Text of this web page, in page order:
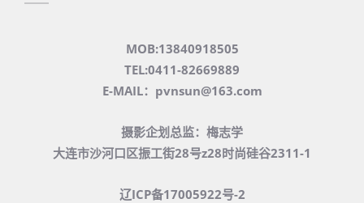
MOB:13840918505
TEL:0411-82669889
E-MAIL：pvnsun@163.com
摄影企划总监：梅志学
大连市沙河口区振工街28号z28时尚硅谷2311-1
辽ICP备17005922号-2